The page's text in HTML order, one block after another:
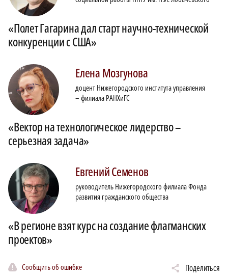
«Полет Гагарина дал старт научно-технической
конкуренции с США»
ЕленаМозгунова
доцент Нижегородского института управления
– филиала РАНХиГС
«Вектор на технологическое лидерство –
серьезная задача»
ЕвгенийСеменов
руководитель Нижегородского филиала Фонда
развития гражданского общества
«В регионе взят курс на создание флагманских
проектов»
Сообщить об ошибке Поделиться